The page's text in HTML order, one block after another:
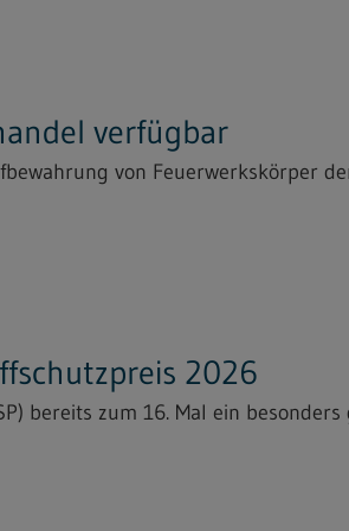
verfügbar
von Feuerwerkskörper
2026
bereits zum 16. Mal ein